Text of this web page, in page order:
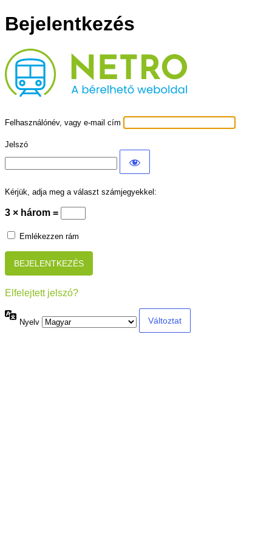
Bejelentkezés
U4 REKLÁMIRODA
Felhasználónév, vagy e-mail cím
Jelszó
Kérjük, adja meg a választ számjegyekkel:
3 × három =
Emlékezzen rám
Elfelejtett jelszó?
Nyelv